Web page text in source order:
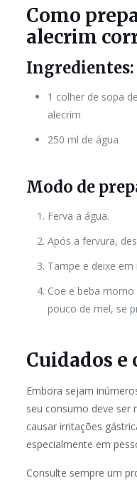
Como
alecrim
Ingredientes:
1 colher de sopa
alecrim
250 ml de água
Modo de
Ferva a água.
Após a fervura,
Tampe e deixe
Coe e beba
pouco de mel, se
Cuidados
Embora sejam
seu consumo deve ser
causar irritações
especialmente em
Consulte sempre um